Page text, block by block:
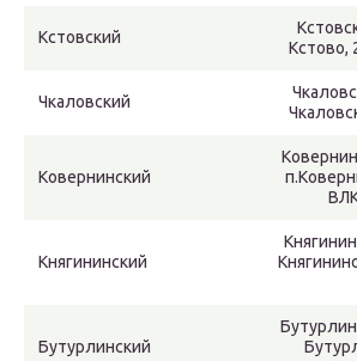
Кстовский
Кстово,
Чкаловский
Ковернинский
Княгининский
Бутурлинский